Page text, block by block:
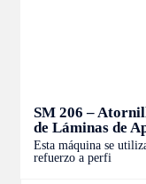
SM 206 –
de Láminas de
Esta máquina se
refuerzo a perfi